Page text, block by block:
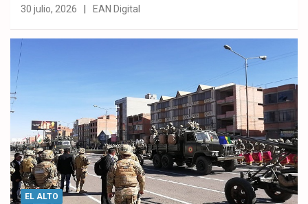
30 julio, 2026 EAN Digital
EL ALTO